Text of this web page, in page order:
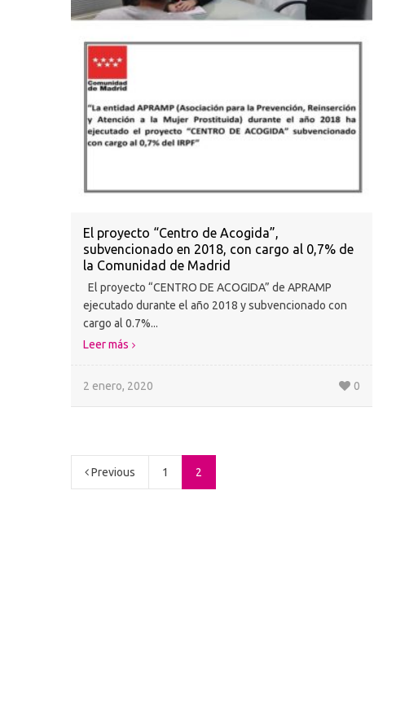
El proyecto “Centro de Acogida”,
subvencionado en 2018, con cargo al 0,7% de
la Comunidad de Madrid
El proyecto “CENTRO DE ACOGIDA” de APRAMP
ejecutado durante el año 2018 y subvencionado con
cargo al 0.7%...
Leer más
2 enero, 2020 0
Previous 1 2